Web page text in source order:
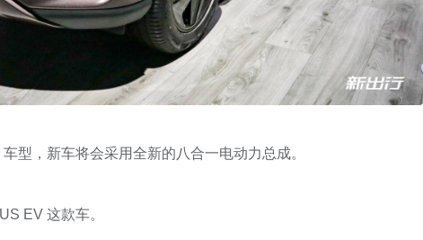
型，新车将会采用全新的八合一电动力总成。
EV 这款车。